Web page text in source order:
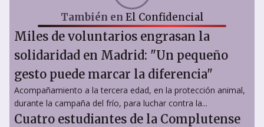
También en El Confidencial
Miles de voluntarios engrasan la
solidaridad en Madrid: "Un pequeño
gesto puede marcar la diferencia"
Acompañamiento a la tercera edad, en la protección animal,
durante la campaña del frío, para luchar contra la...
Cuatro estudiantes de la Complutense